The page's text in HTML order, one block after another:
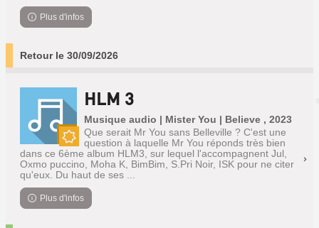
Plus d'infos
Retour le 30/09/2026
Nouveauté
HLM 3
Musique audio | Mister You | Believe , 2023
Que serait Mr You sans Belleville ? C'est une
question à laquelle Mr You réponds très bien
dans ce 6ème album HLM3, sur lequel l'accompagnent Jul,
Oxmo puccino, Moha K, BimBim, S.Pri Noir, ISK pour ne citer
qu'eux. Du haut de ses ...
Plus d'infos